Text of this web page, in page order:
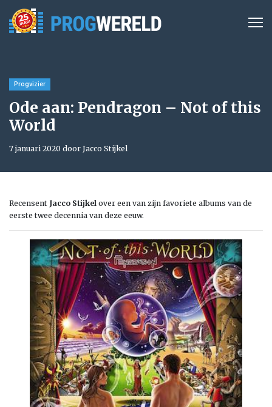
Progvizier
Ode aan: Pendragon – Not of this
World
7 januari 2020 door Jacco Stijkel
Recensent Jacco Stijkel over een van zijn favoriete albums van de
eerste twee decennia van deze eeuw.